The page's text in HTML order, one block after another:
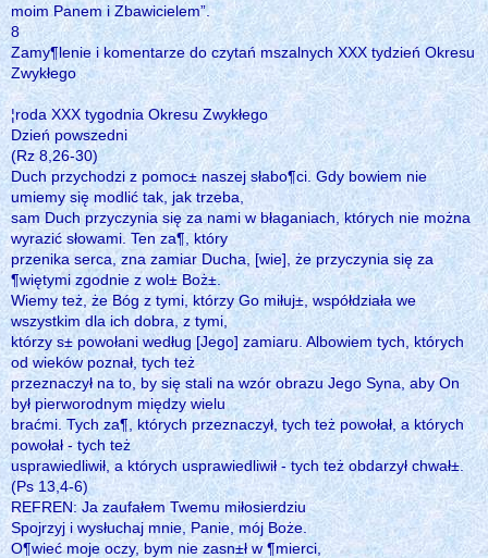
moim Panem i Zbawicielem”.
8
Zamy¶lenie i komentarze do czytań mszalnych XXX tydzień Okresu
Zwykłego
¦roda XXX tygodnia Okresu Zwykłego
Dzień powszedni
(Rz 8,26-30)
Duch przychodzi z pomoc± naszej słabo¶ci. Gdy bowiem nie
umiemy się modlić tak, jak trzeba,
sam Duch przyczynia się za nami w błaganiach, których nie można
wyrazić słowami. Ten za¶, który
przenika serca, zna zamiar Ducha, [wie], że przyczynia się za
¶więtymi zgodnie z wol± Boż±.
Wiemy też, że Bóg z tymi, którzy Go miłuj±, współdziała we
wszystkim dla ich dobra, z tymi,
którzy s± powołani według [Jego] zamiaru. Albowiem tych, których
od wieków poznał, tych też
przeznaczył na to, by się stali na wzór obrazu Jego Syna, aby On
był pierworodnym między wielu
braćmi. Tych za¶, których przeznaczył, tych też powołał, a których
powołał - tych też
usprawiedliwił, a których usprawiedliwił - tych też obdarzył chwał±.
(Ps 13,4-6)
REFREN: Ja zaufałem Twemu miłosierdziu
Spojrzyj i wysłuchaj mnie, Panie, mój Boże.
O¶wieć moje oczy, bym nie zasn±ł w ¶mierci,